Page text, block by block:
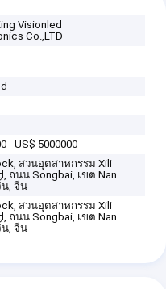
Visionled
Co.,LTD
- US$ 5000000
สวนอุตสาหกรรม Xili
ถนน Songbai, เขต Nan
น, จีน
สวนอุตสาหกรรม Xili
ถนน Songbai, เขต Nan
น, จีน